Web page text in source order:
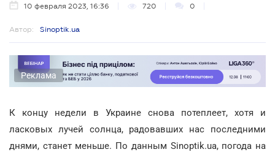
10 февраля 2023, 16:36 720 0
Автор: Sinoptik.ua
Реклама
К концу недели в Украине снова потеплеет, хотя и
ласковых лучей солнца, радовавших нас последними
днями, станет меньше. По данным Sinoptik.ua, погода на